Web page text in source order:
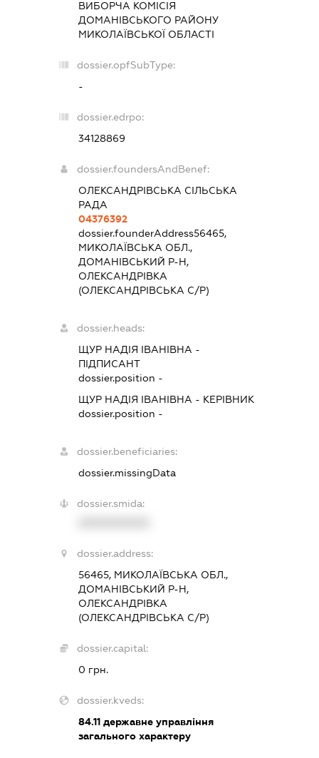
ВИБОРЧА КОМІСІЯ
ДОМАНІВСЬКОГО РАЙОНУ
МИКОЛАЇВСЬКОЇ ОБЛАСТІ
dossier.opfSubType:
-
dossier.edrpo:
34128869
dossier.foundersAndBenef:
ОЛЕКСАНДРІВСЬКА СІЛЬСЬКА
РАДА
04376392
dossier.founderAddress56465,
МИКОЛАЇВСЬКА ОБЛ.,
ДОМАНІВСЬКИЙ Р-Н,
ОЛЕКСАНДРІВКА
(ОЛЕКСАНДРІВСЬКА С/Р)
dossier.heads:
ЩУР НАДІЯ ІВАНІВНА -
ПІДПИСАНТ
dossier.position -
ЩУР НАДІЯ ІВАНІВНА - КЕРІВНИК
dossier.position -
dossier.beneficiaries:
dossier.missingData
dossier.smida:
dossier.address:
56465, МИКОЛАЇВСЬКА ОБЛ.,
ДОМАНІВСЬКИЙ Р-Н,
ОЛЕКСАНДРІВКА
(ОЛЕКСАНДРІВСЬКА С/Р)
dossier.capital:
0 грн.
dossier.kveds:
84.11державне управління
загального характеру